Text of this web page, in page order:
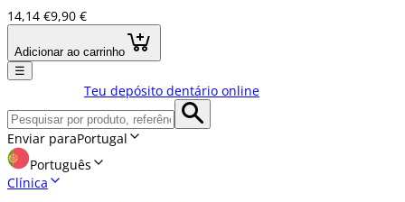
14,14 €9,90 €
Adicionar ao carrinho
☰
Teu depósito dentário online
Enviar paraPortugal
Português
Clínica